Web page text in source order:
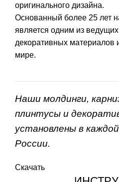
оригинального дизайна.
Основанный более 25 лет
является одним из
декоративных материалов
мире.
Наши молдинги,
плинтусы и
установлены в
России.
Скачать